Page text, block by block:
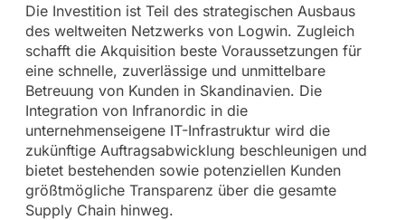
Die Investition ist Teil des strategischen Ausbaus
des weltweiten Netzwerks von Logwin. Zugleich
schafft die Akquisition beste Voraussetzungen für
eine schnelle, zuverlässige und unmittelbare
Betreuung von Kunden in Skandinavien. Die
Integration von Infranordic in die
unternehmenseigene IT-Infrastruktur wird die
zukünftige Auftragsabwicklung beschleunigen und
bietet bestehenden sowie potenziellen Kunden
größtmögliche Transparenz über die gesamte
Supply Chain hinweg.